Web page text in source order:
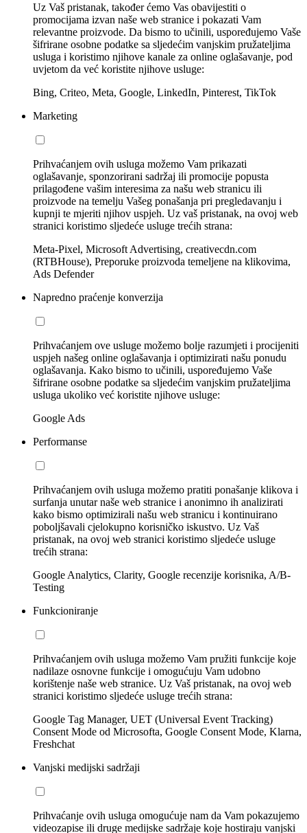
Uz Vaš pristanak, također ćemo Vas obavijestiti o
promocijama izvan naše web stranice i pokazati Vam
relevantne proizvode. Da bismo to učinili, uspoređujemo Vaše
šifrirane osobne podatke sa sljedećim vanjskim pružateljima
usluga i koristimo njihove kanale za online oglašavanje, pod
uvjetom da već koristite njihove usluge:
Bing, Criteo, Meta, Google, LinkedIn, Pinterest, TikTok
Marketing
Prihvaćanjem ovih usluga možemo Vam prikazati
oglašavanje, sponzorirani sadržaj ili promocije popusta
prilagođene vašim interesima za našu web stranicu ili
proizvode na temelju Vašeg ponašanja pri pregledavanju i
kupnji te mjeriti njihov uspjeh. Uz vaš pristanak, na ovoj web
stranici koristimo sljedeće usluge trećih strana:
Meta-Pixel, Microsoft Advertising, creativecdn.com
(RTBHouse), Preporuke proizvoda temeljene na klikovima,
Ads Defender
Napredno praćenje konverzija
Prihvaćanjem ove usluge možemo bolje razumjeti i procijeniti
uspjeh našeg online oglašavanja i optimizirati našu ponudu
oglašavanja. Kako bismo to učinili, uspoređujemo Vaše
šifrirane osobne podatke sa sljedećim vanjskim pružateljima
usluga ukoliko već koristite njihove usluge:
Google Ads
Performanse
Prihvaćanjem ovih usluga možemo pratiti ponašanje klikova i
surfanja unutar naše web stranice i anonimno ih analizirati
kako bismo optimizirali našu web stranicu i kontinuirano
poboljšavali cjelokupno korisničko iskustvo. Uz Vaš
pristanak, na ovoj web stranici koristimo sljedeće usluge
trećih strana:
Google Analytics, Clarity, Google recenzije korisnika, A/B-
Testing
Funkcioniranje
Prihvaćanjem ovih usluga možemo Vam pružiti funkcije koje
nadilaze osnovne funkcije i omogućuju Vam udobno
korištenje naše web stranice. Uz Vaš pristanak, na ovoj web
stranici koristimo sljedeće usluge trećih strana:
Google Tag Manager, UET (Universal Event Tracking)
Consent Mode od Microsofta, Google Consent Mode, Klarna,
Freshchat
Vanjski medijski sadržaji
Prihvaćanje ovih usluga omogućuje nam da Vam pokazujemo
videozapise ili druge medijske sadržaje koje hostiraju vanjski